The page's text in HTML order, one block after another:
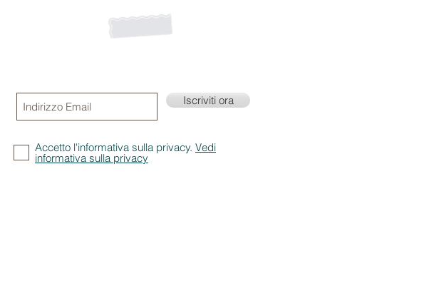
Accetto l'informativa sulla privacy. Vedi
informativa sulla privacy
Iscriviti ora